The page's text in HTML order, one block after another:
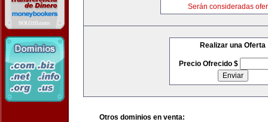
Serán consideradas
Realizar una Oferta
Precio Ofrecido $
Otros dominios en venta: